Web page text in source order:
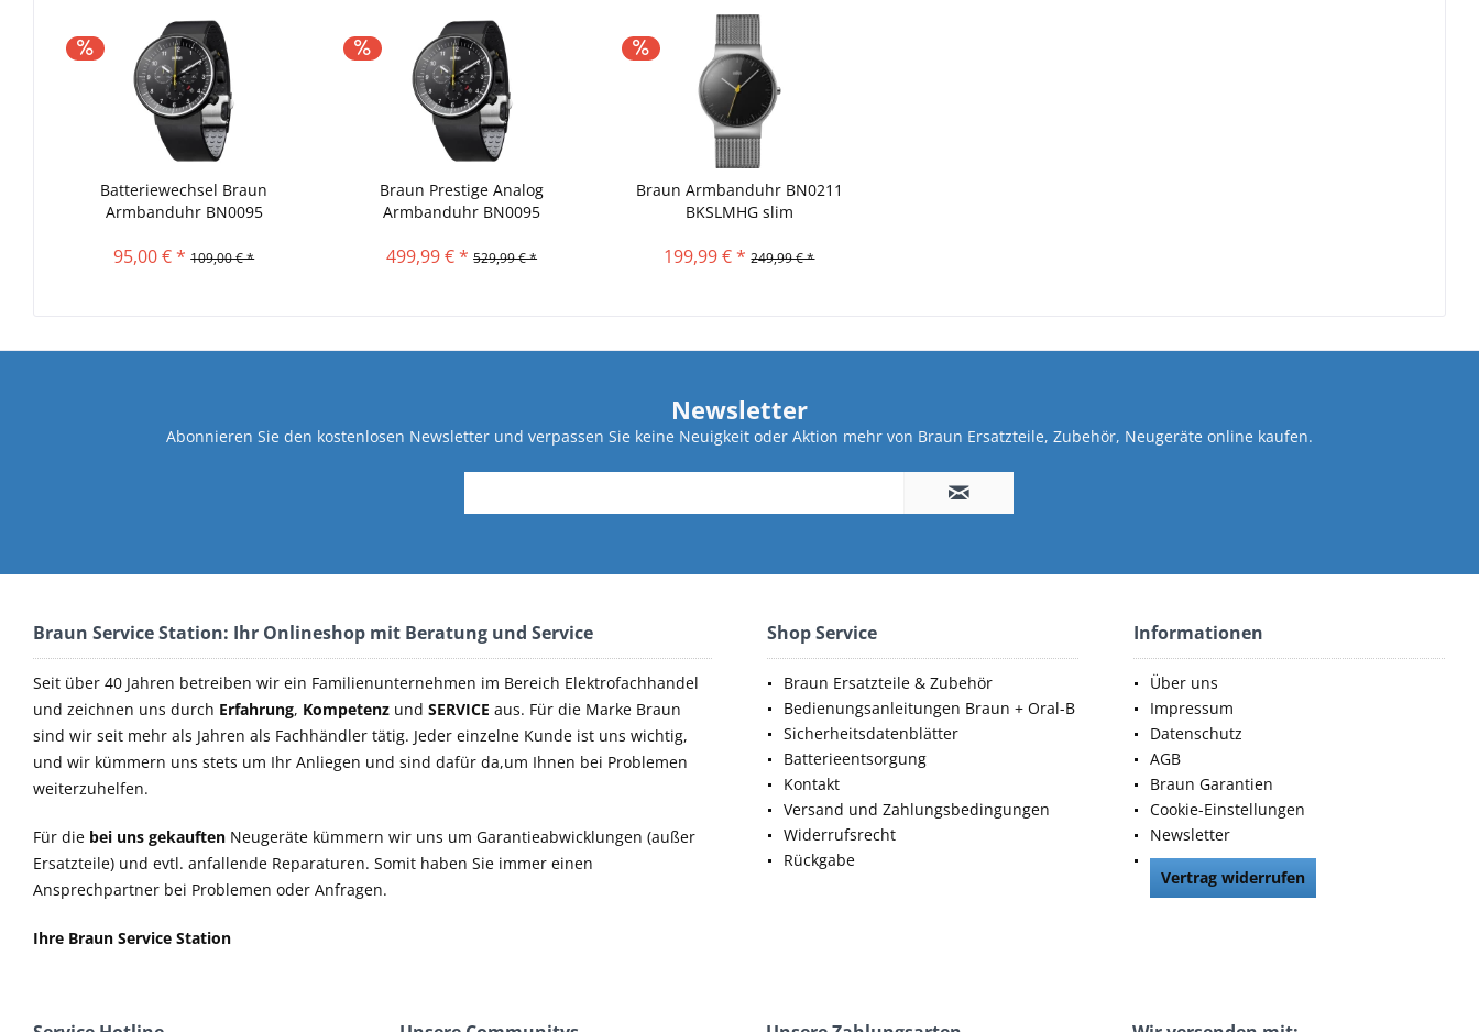
Batteriewechsel Braun
Armbanduhr BN0095
95,00 € * 109,00 € *
Braun Prestige Analog
Armbanduhr BN0095
499,99 € * 529,99 € *
Braun Armbanduhr BN0211
BKSLMHG slim
199,99 € * 249,99 € *
Newsletter
Abonnieren Sie den kostenlosen Newsletter und verpassen Sie keine Neuigkeit oder Aktion mehr von Braun Ersatzteile, Zubehör, Neugeräte online kaufen.
Braun Service Station: Ihr Onlineshop mit Beratung und Service
Seit über 40 Jahren betreiben wir ein Familienunternehmen im Bereich Elektrofachhandel
und zeichnen uns durch Erfahrung, Kompetenz und SERVICE aus. Für die Marke Braun
sind wir seit mehr als Jahren als Fachhändler tätig. Jeder einzelne Kunde ist uns wichtig,
und wir kümmern uns stets um Ihr Anliegen und sind dafür da,um Ihnen bei Problemen
weiterzuhelfen.
Für die bei uns gekauften Neugeräte kümmern wir uns um Garantieabwicklungen (außer
Ersatzteile) und evtl. anfallende Reparaturen. Somit haben Sie immer einen
Ansprechpartner bei Problemen oder Anfragen.
Ihre Braun Service Station
Shop Service
Braun Ersatzteile & Zubehör
Bedienungsanleitungen Braun + Oral-B
Sicherheitsdatenblätter
Batterieentsorgung
Kontakt
Versand und Zahlungsbedingungen
Widerrufsrecht
Rückgabe
Informationen
Über uns
Impressum
Datenschutz
AGB
Braun Garantien
Cookie-Einstellungen
Newsletter
Vertrag widerrufen